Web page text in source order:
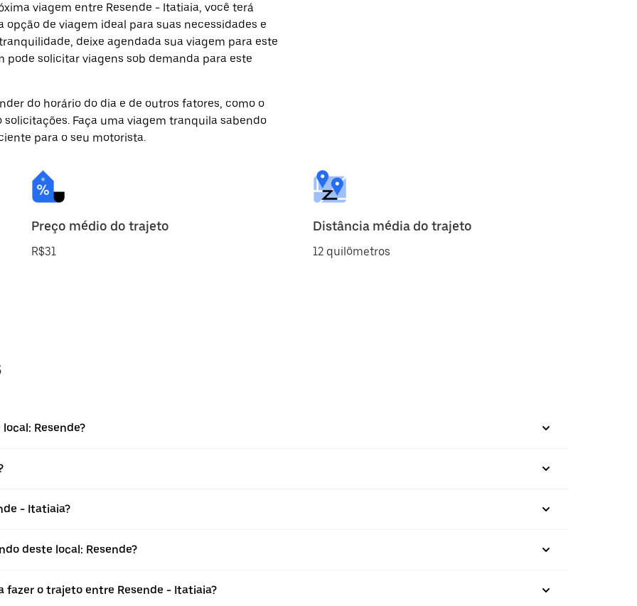
viagem entre Resende - Itatiaia, você terá
opção de viagem ideal para suas necessidades e
deixe agendada sua viagem para este
pode solicitar viagens sob demanda para este
do horário do dia e de outros fatores, como o
Faça uma viagem tranquila sabendo
para o seu motorista.
Preço médio do trajeto
R$31
Distância média do trajeto
12 quilômetros
Resende?
- Itatiaia?
deste local: Resende?
fazer o trajeto entre Resende - Itatiaia?